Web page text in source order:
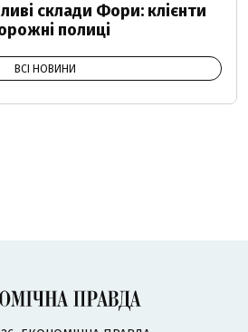
склади Фори: клієнти
полиці
ВСІ НОВИНИ